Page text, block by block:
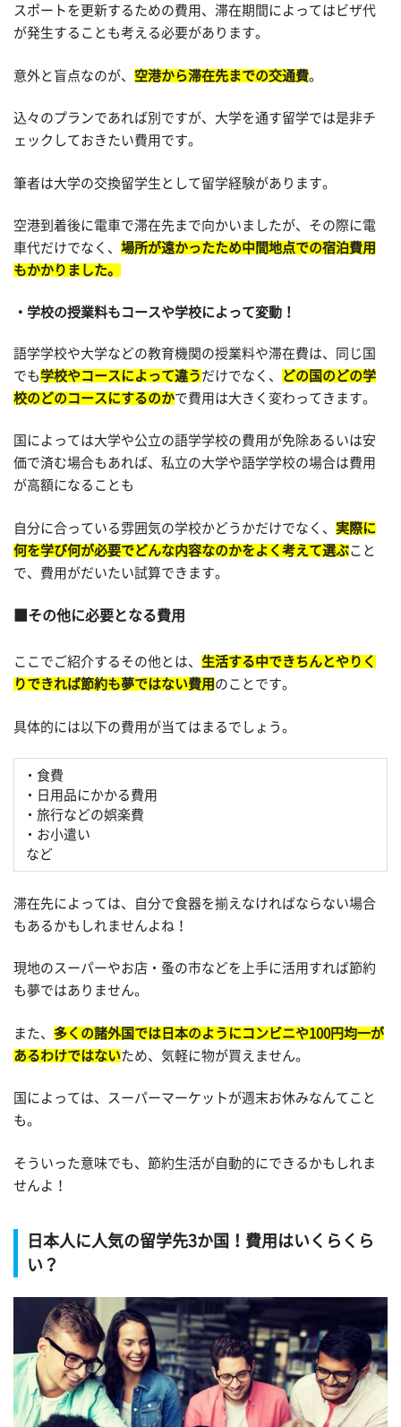
スポートを更新するための費用、滞在期間によってはビザ代
が発生することも考える必要があります。
意外と盲点なのが、 空港から滞在先までの交通費。
込々のプランであれば別ですが、大学を通す留学では是非チ
ェックしておきたい費用です。
筆者は大学の交換留学生として留学経験があります。
空港到着後に電車で滞在先まで向かいましたが、その際に電
車代だけでなく、 場所が遠かったため中間地点での宿泊費用
もかかりました。
学校の授業料もコースや学校によって変動！
語学学校や大学などの教育機関の授業料や滞在費は、同じ国
でも 学校やコースによって違う だけでなく、
どの国のどの学
校のどのコースにするのかで費用は大きく変わってきます。
国によっては大学や公立の語学学校の費用が免除あるいは安
価で済む場合もあれば、私立の大学や語学学校の場合は費用
が高額になることも
自分に合っている雰囲気の学校かどうかだけでなく、 実際に
何を学び何が必要でどんな内容なのかをよく考えて選ぶこと
で、費用がだいたい試算できます。
その他に必要となる費用
ここでご紹介するその他とは、 生活する中できちんとやりく
りできれば節約も夢ではない費用 のことです。
具体的には以下の費用が当てはまるでしょう。
・食費
・日用品にかかる費用
・旅行などの娯楽費
・お小遣い
など
滞在先によっては、自分で食器を揃えなければならない場合
もあるかもしれませんよね！
現地のスーパーやお店・蚤の市などを上手に活用すれば節約
も夢ではありません。
また、 多くの諸外国では日本のようにコンビニや100円均一が
あるわけではないため、気軽に物が買えません。
国によっては、スーパーマーケットが週末お休みなんてこと
も。
そういった意味でも、節約生活が自動的にできるかもしれま
せんよ！
日本人に人気の留学先3か国！費用はいくらくら
い？